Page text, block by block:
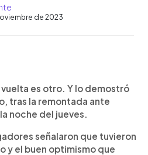
de 2023
es otro. Y lo demostró
tras la remontada ante
noche del jueves.
señalaron que tuvieron
y el buen optimismo que